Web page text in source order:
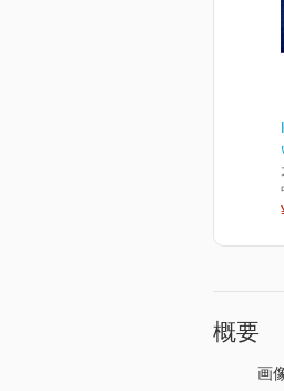
概要
画